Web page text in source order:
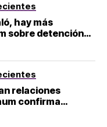
hay más
sobre detención
relaciones
confirma
al país